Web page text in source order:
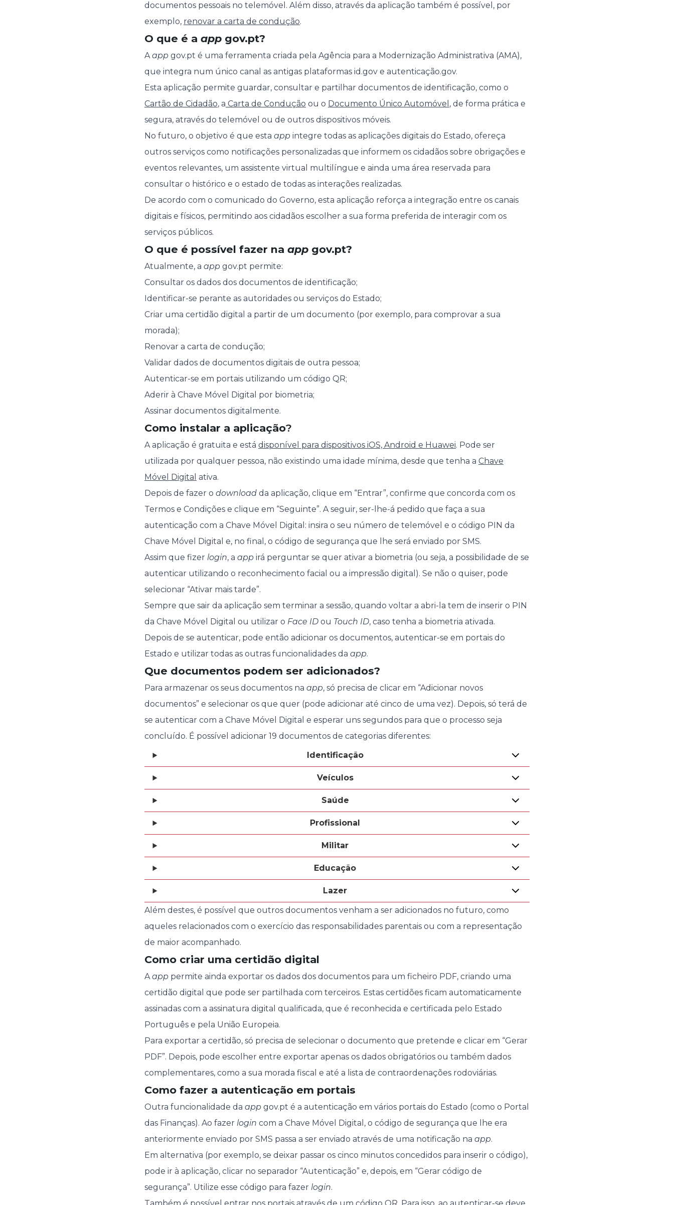
documentos pessoais no telemóvel. Além disso, através da aplicação também é possível, por
exemplo, renovar a carta de condução.
O que é a app gov.pt?
Aapp gov.pt é uma ferramenta criada pela Agência para a Modernização Administrativa (AMA),
que integra num único canal as antigas plataformas id.gov e autenticação.gov.
Esta aplicação permite guardar, consultar e partilhar documentos de identificação, como o
Cartão de Cidadão, a Carta de Condução ou o Documento Único Automóvel , de forma prática e
segura, através do telemóvel ou de outros dispositivos móveis.
No futuro, o objetivo é que esta app integre todas as aplicações digitais do Estado, ofereça
outros serviços como notificações personalizadas que informem os cidadãos sobre obrigações e
eventos relevantes, um assistente virtual multilíngue e ainda uma área reservada para
consultar o histórico e o estado de todas as interações realizadas.
De acordo com o comunicado do Governo, esta aplicação reforça a integração entre os canais
digitais e físicos, permitindo aos cidadãos escolher a sua forma preferida de interagir com os
serviços públicos.
O que é possível fazer na app gov.pt?
Atualmente, a app gov.pt permite:
Consultar os dados dos documentos de identificação;
Identificar-se perante as autoridades ou serviços do Estado;
Criar uma certidão digital a partir de um documento (por exemplo, para comprovar a sua
morada);
Renovar a carta de condução;
Validar dados de documentos digitais de outra pessoa;
Autenticar-se em portais utilizando um código QR;
Aderir à Chave Móvel Digital por biometria;
Assinar documentos digitalmente.
Como instalar a aplicação?
A aplicação é gratuita e está disponível para dispositivos iOS, Android e Huawei. Pode ser
utilizada por qualquer pessoa, não existindo uma idade mínima, desde que tenha a Chave
Móvel Digital ativa.
Depois de fazer o download da aplicação, clique em “Entrar”, confirme que concorda com os
Termos e Condições e clique em “Seguinte”. A seguir, ser-lhe-á pedido que faça a sua
autenticação com a Chave Móvel Digital: insira o seu número de telemóvel e o código PIN da
Chave Móvel Digital e, no final, o código de segurança que lhe será enviado por SMS.
Assim que fizer login, a app irá perguntar se quer ativar a biometria (ou seja, a possibilidade de se
autenticar utilizando o reconhecimento facial ou a impressão digital). Se não o quiser, pode
selecionar “Ativar mais tarde”.
Sempre que sair da aplicação sem terminar a sessão, quando voltar a abri-la tem de inserir o PIN
da Chave Móvel Digital ou utilizar o Face ID ou Touch ID, caso tenha a biometria ativada.
Depois de se autenticar, pode então adicionar os documentos, autenticar-se em portais do
Estado e utilizar todas as outras funcionalidades da app.
Que documentos podem ser adicionados?
Para armazenar os seus documentos na app, só precisa de clicar em “Adicionar novos
documentos” e selecionar os que quer (pode adicionar até cinco de uma vez). Depois, só terá de
se autenticar com a Chave Móvel Digital e esperar uns segundos para que o processo seja
concluído. É possível adicionar 19 documentos de categorias diferentes:
Identificação
Veículos
Saúde
Profissional
Militar
Educação
Lazer
Além destes, é possível que outros documentos venham a ser adicionados no futuro, como
aqueles relacionados com o exercício das responsabilidades parentais ou com a representação
de maior acompanhado.
Como criar uma certidão digital
Aapp permite ainda exportar os dados dos documentos para um ficheiro PDF, criando uma
certidão digital que pode ser partilhada com terceiros. Estas certidões ficam automaticamente
assinadas com a assinatura digital qualificada, que é reconhecida e certificada pelo Estado
Português e pela União Europeia.
Para exportar a certidão, só precisa de selecionar o documento que pretende e clicar em “Gerar
PDF”. Depois, pode escolher entre exportar apenas os dados obrigatórios ou também dados
complementares, como a sua morada fiscal e até a lista de contraordenações rodoviárias.
Como fazer a autenticação em portais
Outra funcionalidade da app gov.pt é a autenticação em vários portais do Estado (como o Portal
das Finanças). Ao fazer login com a Chave Móvel Digital, o código de segurança que lhe era
anteriormente enviado por SMS passa a ser enviado através de uma notificação na app.
Em alternativa (por exemplo, se deixar passar os cinco minutos concedidos para inserir o código),
pode ir à aplicação, clicar no separador “Autenticação” e, depois, em “Gerar código de
segurança”. Utilize esse código para fazer login.